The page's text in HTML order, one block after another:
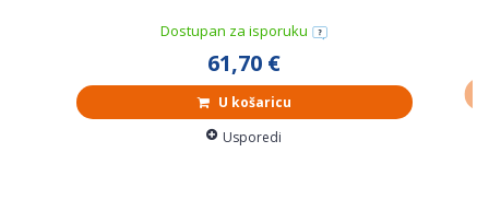
Dostupan za isporuku
61,70 €
U košaricu
Usporedi